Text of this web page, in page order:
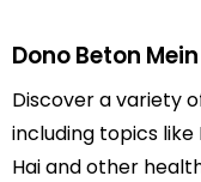
Dono Beton
Discover a variety
including topics like
Hai and other